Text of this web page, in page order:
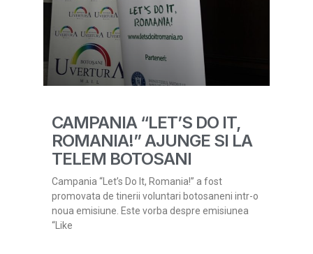
CAMPANIA “LET’S DO IT,
ROMANIA!” AJUNGE SI LA
TELEM BOTOSANI
Campania “Let’s Do It, Romania!” a fost
promovata de tinerii voluntari botosaneni intr-o
noua emisiune. Este vorba despre emisiunea
“Like